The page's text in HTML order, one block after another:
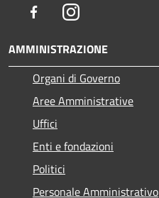
FacebookInstagram
AMMINISTRAZIONE
Organi di Governo
Aree Amministrative
Uffici
Enti e fondazioni
Politici
Personale Amministrativo